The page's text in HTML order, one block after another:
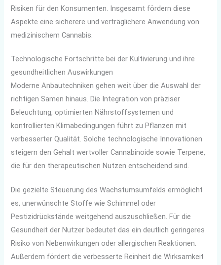
Risiken für den Konsumenten. Insgesamt fördern diese
Aspekte eine sicherere und verträglichere Anwendung von
medizinischem Cannabis.
Technologische Fortschritte bei der Kultivierung und ihre
gesundheitlichen Auswirkungen
Moderne Anbautechniken gehen weit über die Auswahl der
richtigen Samen hinaus. Die Integration von präziser
Beleuchtung, optimierten Nährstoffsystemen und
kontrollierten Klimabedingungen führt zu Pflanzen mit
verbesserter Qualität. Solche technologische Innovationen
steigern den Gehalt wertvoller Cannabinoide sowie Terpene,
die für den therapeutischen Nutzen entscheidend sind.
Die gezielte Steuerung des Wachstumsumfelds ermöglicht
es, unerwünschte Stoffe wie Schimmel oder
Pestizidrückstände weitgehend auszuschließen. Für die
Gesundheit der Nutzer bedeutet das ein deutlich geringeres
Risiko von Nebenwirkungen oder allergischen Reaktionen.
Außerdem fördert die verbesserte Reinheit die Wirksamkeit